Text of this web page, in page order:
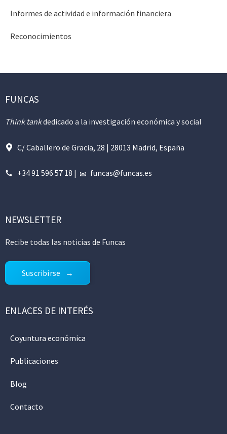
Informes de actividad e información financiera
Reconocimientos
FUNCAS
Think tankdedicado a la investigación económica y social
C/ Caballero de Gracia, 28 | 28013 Madrid, España
+34 91 596 57 18 | funcas@funcas.es
NEWSLETTER
Recibe todas las noticias de Funcas
Suscribirse
ENLACES DE INTERÉS
Coyuntura económica
Publicaciones
Blog
Contacto